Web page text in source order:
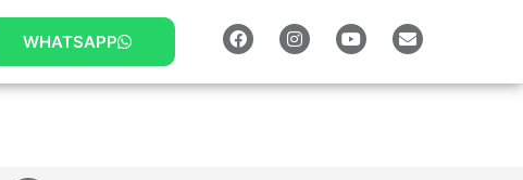
WHATSAPP